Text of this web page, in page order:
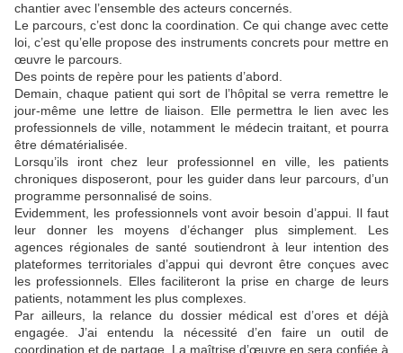
chantier avec l’ensemble des acteurs concernés.
Le parcours, c’est donc la coordination. Ce qui change avec cette
loi, c’est qu’elle propose des instruments concrets pour mettre en
œuvre le parcours.
Des points de repère pour les patients d’abord.
Demain, chaque patient qui sort de l’hôpital se verra remettre le
jour-même une lettre de liaison. Elle permettra le lien avec les
professionnels de ville, notamment le médecin traitant, et pourra
être dématérialisée.
Lorsqu’ils iront chez leur professionnel en ville, les patients
chroniques disposeront, pour les guider dans leur parcours, d’un
programme personnalisé de soins.
Evidemment, les professionnels vont avoir besoin d’appui. Il faut
leur donner les moyens d’échanger plus simplement. Les
agences régionales de santé soutiendront à leur intention des
plateformes territoriales d’appui qui devront être conçues avec
les professionnels. Elles faciliteront la prise en charge de leurs
patients, notamment les plus complexes.
Par ailleurs, la relance du dossier médical est d’ores et déjà
engagée. J’ai entendu la nécessité d’en faire un outil de
coordination et de partage. La maîtrise d’œuvre en sera confiée à